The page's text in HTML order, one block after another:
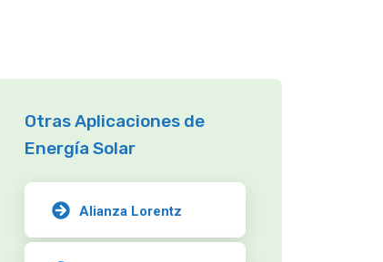
Otras Aplicaciones de
Energía Solar
Alianza Lorentz